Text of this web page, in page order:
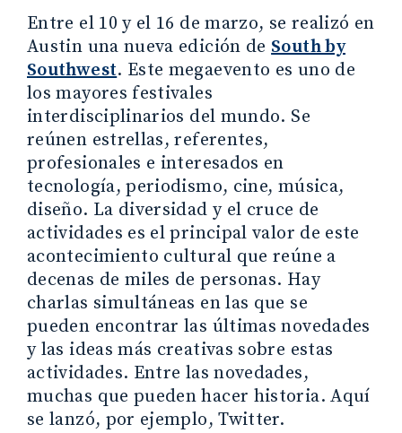
Entre el 10 y el 16 de marzo, se realizó en
Austin una nueva edición deSouth by
Southwest. Este megaevento es uno de
los mayores festivales
interdisciplinarios del mundo. Se
reúnen estrellas, referentes,
profesionales e interesados en
tecnología, periodismo, cine, música,
diseño. La diversidad y el cruce de
actividades es el principal valor de este
acontecimiento cultural que reúne a
decenas de miles de personas. Hay
charlas simultáneas en las que se
pueden encontrar las últimas novedades
y las ideas más creativas sobre estas
actividades. Entre las novedades,
muchas que pueden hacer historia. Aquí
se lanzó, por ejemplo, Twitter.